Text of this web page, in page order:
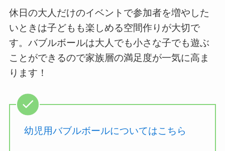
休日の大人だけのイベントで参加者を増やした
いときは子どもも楽しめる空間作りが大切で
す。バブルボールは大人でも小さな子でも遊ぶ
ことができるので家族層の満足度が一気に高ま
ります！
幼児用バブルボールについてはこちら